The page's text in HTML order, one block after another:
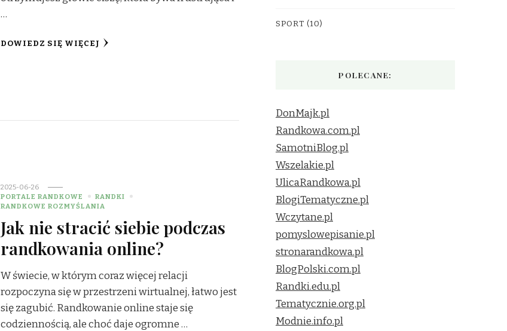
…
DOWIEDZ SIĘ WIĘCEJ
2025-06-26
PORTALE RANDKOWE
RANDKI
RANDKOWE ROZMYŚLANIA
Jak nie stracić siebie podczas
randkowania online?
W świecie, w którym coraz więcej relacji
rozpoczyna się w przestrzeni wirtualnej, łatwo jest
się zagubić. Randkowanie online staje się
codziennością, ale choć daje ogromne …
SPORT (10)
POLECANE:
DonMajk.pl
Randkowa.com.pl
SamotniBlog.pl
Wszelakie.pl
UlicaRandkowa.pl
BlogiTematyczne.pl
Wczytane.pl
pomyslowepisanie.pl
stronarandkowa.pl
BlogPolski.com.pl
Randki.edu.pl
Tematycznie.org.pl
Modnie.info.pl